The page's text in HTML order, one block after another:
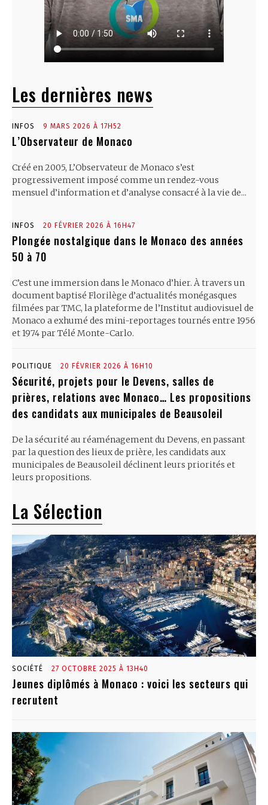
Les dernières news
INFOS 9 MARS 2026 À 17H52
L’Observateur de Monaco
Créé en 2005, L’Observateur de Monaco s’est
progressivement imposé comme un rendez-vous
mensuel d’information et d’analyse consacré à la vie de...
INFOS 20 FÉVRIER 2026 À 16H47
Plongée nostalgique dans le Monaco des années
50 à 70
C’est une immersion dans le Monaco d’hier. À travers un
document baptisé Florilège d’actualités monégasques
filmées par TMC, la plateforme de l’Institut audiovisuel de
Monaco a exhumé des mini-reportages tournés entre 1956
et 1974 par Télé Monte-Carlo.
POLITIQUE 20 FÉVRIER 2026 À 16H10
Sécurité, projets pour le Devens, salles de
prières, relations avec Monaco… Les propositions
des candidats aux municipales de Beausoleil
De la sécurité au réaménagement du Devens, en passant
par la question des lieux de prière, les candidats aux
municipales de Beausoleil déclinent leurs priorités et
leurs propositions.
La Sélection
SOCIÉTÉ 27 OCTOBRE 2025 À 13H40
Jeunes diplômés à Monaco : voici les secteurs qui
recrutent